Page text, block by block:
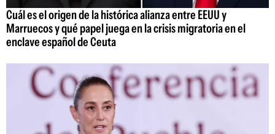
Cuál es el origen de la histórica alianza entre EEUU y
Marruecos y qué papel juega en la crisis migratoria en el
enclave español de Ceuta